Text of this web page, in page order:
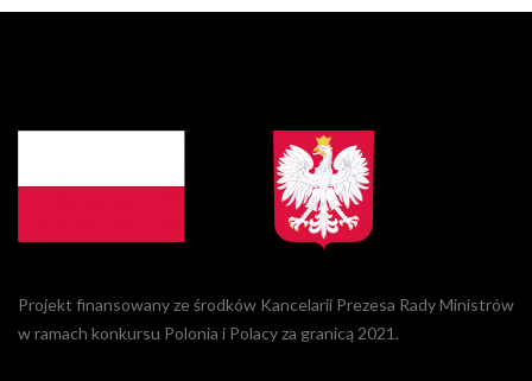
Projekt finansowany ze środków Kancelarii Prezesa Rady Ministrów
w ramach konkursu Polonia i Polacy za granicą 2021.